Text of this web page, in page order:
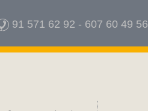
91 571 62 92 - 607 60 49 56